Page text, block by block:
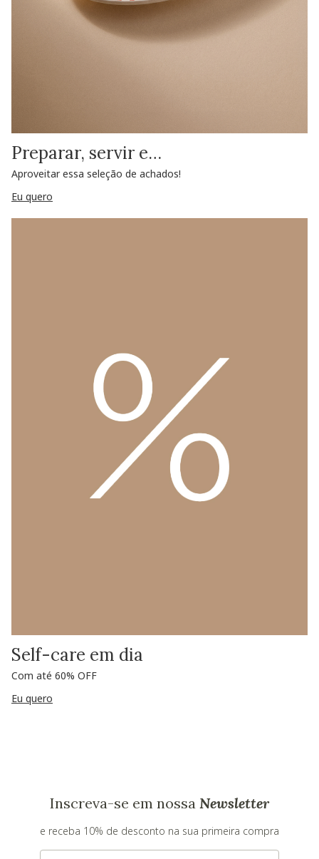
Preparar, servir e…
Aproveitar essa seleção de achados!
Eu quero
Self-care em dia
Com até 60% OFF
Eu quero
Inscreva-se em nossa Newsletter
e receba 10% de desconto na sua primeira compra
E-mail